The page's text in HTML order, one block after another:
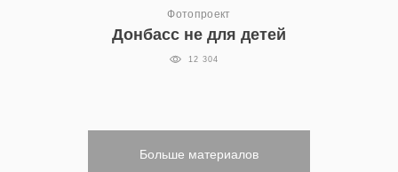
Фотопроект
Донбасс не для детей
12 304
Больше материалов